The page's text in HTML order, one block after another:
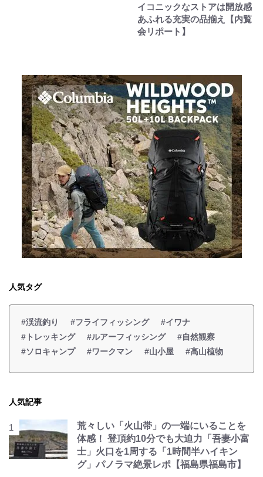
イコニックなストアは開放感
あふれる充実の品揃え【内覧
会リポート】
人気タグ
#渓流釣り #フライフィッシング
#イワナ
#トレッキング
#ルアーフィッシング
#自然観察
#ソロキャンプ
#ワークマン #山小屋 #高山植物
人気記事
荒々しい「火山帯」の一端にいることを
体感！ 登頂約10分でも大迫力「吾妻小富
士」火口を1周する「1時間半ハイキン
グ」パノラマ絶景レポ【福島県福島市】